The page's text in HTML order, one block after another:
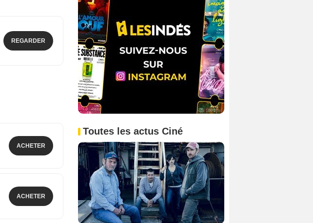
REGARDER
ACHETER
ACHETER
Toutes les actus Ciné